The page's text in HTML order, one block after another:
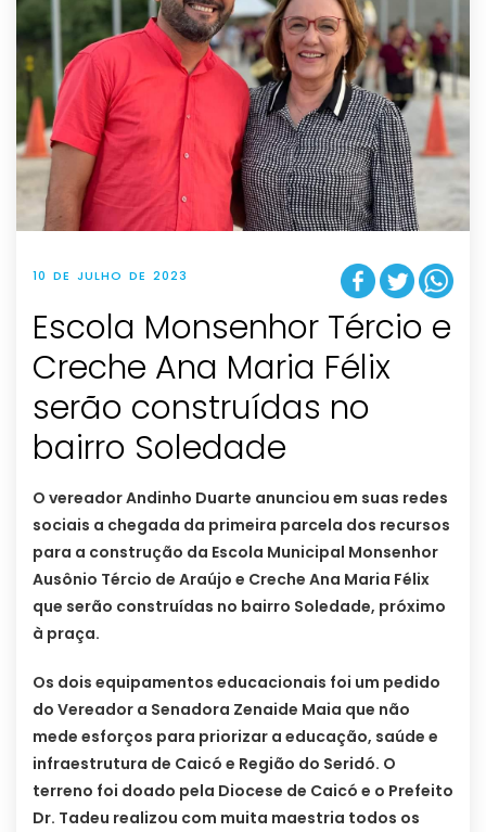
10 DE JULHO DE 2023
Escola Monsenhor Tércio e
Creche Ana Maria Félix
serão construídas no
bairro Soledade
O vereador Andinho Duarte anunciou em suas redes
sociais a chegada da primeira parcela dos recursos
para a construção da Escola Municipal Monsenhor
Ausônio Tércio de Araújo e Creche Ana Maria Félix
que serão construídas no bairro Soledade, próximo
à praça.
Os dois equipamentos educacionais foi um pedido
do Vereador a Senadora Zenaide Maia que não
mede esforços para priorizar a educação, saúde e
infraestrutura de Caicó e Região do Seridó. O
terreno foi doado pela Diocese de Caicó e o Prefeito
Dr. Tadeu realizou com muita maestria todos os